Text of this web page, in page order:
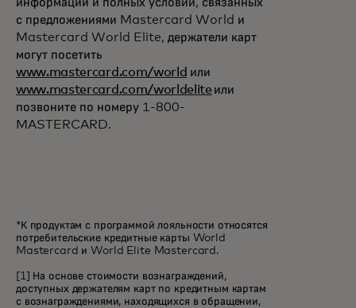
с предложениями Mastercard World и
Mastercard World Elite, держатели карт
могут посетить
www.mastercard.com/world или
www.mastercard.com/worldelite или
позвоните по номеру 1-800-
MASTERCARD.
*К продуктам с программой лояльности относятся
потребительские кредитные карты World
Mastercard и World Elite Mastercard.
[1] На основе стоимости вознаграждений,
доступных держателям карт по кредитным картам
с вознаграждениями, находящихся в обращении,